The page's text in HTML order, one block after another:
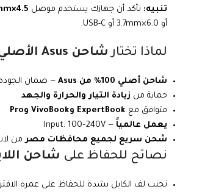
تنبيه: تأكد أن جهازك يستخدم موصل 4.5×3.0mm
أو 6.0×3.7mm أو USB-C.
لماذا تختار شاحن Asus الأصلي 65 واط
شاحن أصلي 100% من Asus
— ضمان الجودة
حماية من زيادة التيار والحرارة والجهد
متوافق مع ExpertBook وVivoBook وPro
يعمل عالمياً — Input: 100–240V
شحن سريع لجميع محافظات مصر من
نصائح للحفاظ على شاحن
تجنب لف الكابل بشدة للحفاظ على عمره